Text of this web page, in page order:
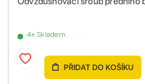
4+ Skladem
PŘIDAT DO KOŠÍKU